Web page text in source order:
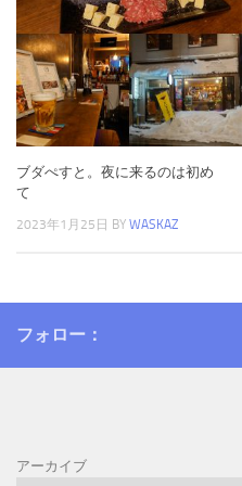
ブダぺすと。夜に来るのは初め
て
2023年1月25日 BY WASKAZ
フォロー：
アーカイブ